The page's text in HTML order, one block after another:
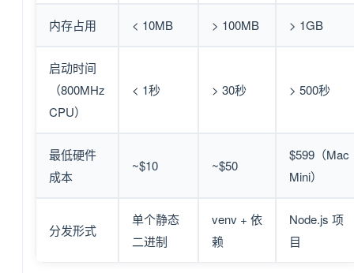
内存占用 < 10MB > 100MB > 1GB
启动时间
（800MHz
CPU）
< 1秒 > 30秒 > 500秒
最低硬件
成本
~$10 ~$50
$599（Mac
Mini）
分发形式
单个静态
二进制
venv + 依
赖
Node.js 项
目